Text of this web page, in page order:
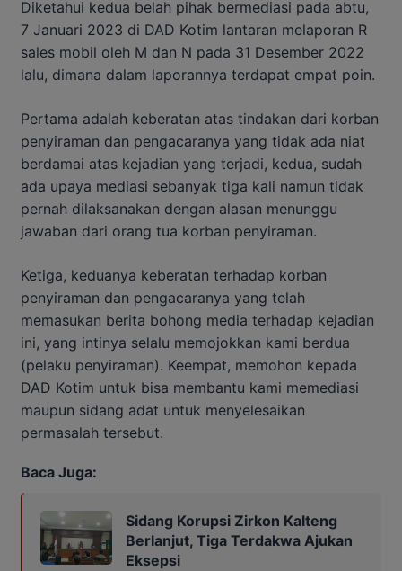
Diketahui kedua belah pihak bermediasi pada abtu,
7 Januari 2023 di DAD Kotim lantaran melaporan R
sales mobil oleh M dan N pada 31 Desember 2022
lalu, dimana dalam laporannya terdapat empat poin.
Pertama adalah keberatan atas tindakan dari korban
penyiraman dan pengacaranya yang tidak ada niat
berdamai atas kejadian yang terjadi, kedua, sudah
ada upaya mediasi sebanyak tiga kali namun tidak
pernah dilaksanakan dengan alasan menunggu
jawaban dari orang tua korban penyiraman.
Ketiga, keduanya keberatan terhadap korban
penyiraman dan pengacaranya yang telah
memasukan berita bohong media terhadap kejadian
ini, yang intinya selalu memojokkan kami berdua
(pelaku penyiraman). Keempat, memohon kepada
DAD Kotim untuk bisa membantu kami memediasi
maupun sidang adat untuk menyelesaikan
permasalah tersebut.
Baca Juga:
Sidang Korupsi Zirkon Kalteng
Berlanjut, Tiga Terdakwa Ajukan
Eksepsi